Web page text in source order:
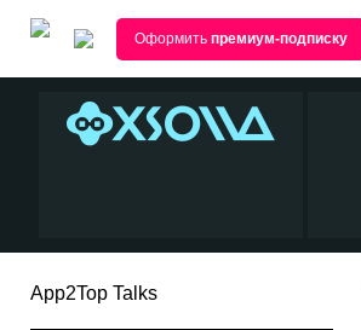
Оформить премиум-подписку
App2Top Talks